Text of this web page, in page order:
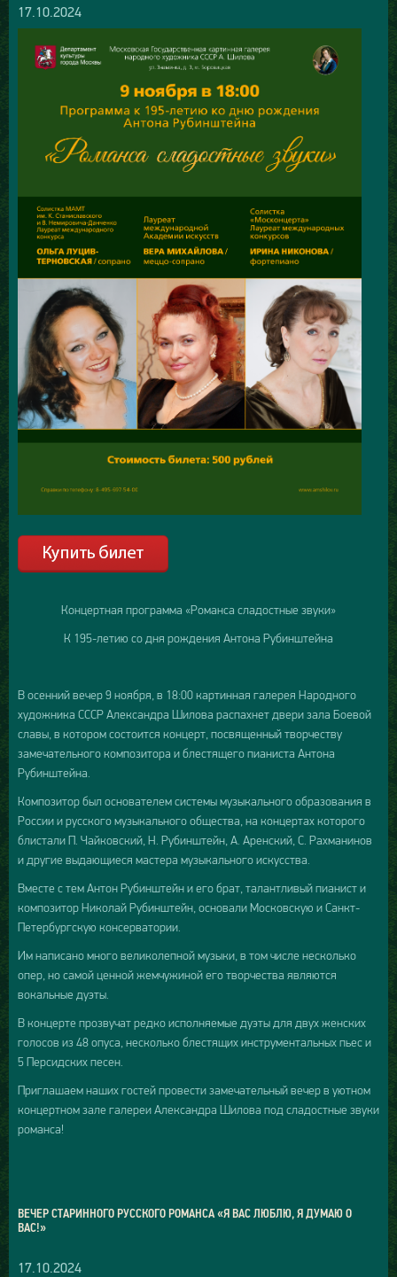
17.10.2024
Концертная программа «Романса сладостные звуки»
К 195-летию со дня рождения Антона Рубинштейна
В осенний вечер 9 ноября, в 18:00 картинная галерея Народного
художника СССР Александра Шилова распахнет двери зала Боевой
славы, в котором состоится концерт, посвященный творчеству
замечательного композитора и блестящего пианиста Антона
Рубинштейна.
Композитор был основателем системы музыкального образования в
России и русского музыкального общества, на концертах которого
блистали П. Чайковский, Н. Рубинштейн, А. Аренский, С. Рахманинов
и другие выдающиеся мастера музыкального искусства.
Вместе с тем Антон Рубинштейн и его брат, талантливый пианист и
композитор Николай Рубинштейн, основали Московскую и Санкт-
Петербургскую консерватории.
Им написано много великолепной музыки, в том числе несколько
опер, но самой ценной жемчужиной его творчества являются
вокальные дуэты.
В концерте прозвучат редко исполняемые дуэты для двух женских
голосов из 48 опуса, несколько блестящих инструментальных пьес и
5 Персидских песен.
Приглашаем наших гостей провести замечательный вечер в уютном
концертном зале галереи Александра Шилова под сладостные звуки
романса!
ВЕЧЕР СТАРИННОГО РУССКОГО РОМАНСА «Я ВАС ЛЮБЛЮ, Я ДУМАЮ О
ВАС!»
17.10.2024